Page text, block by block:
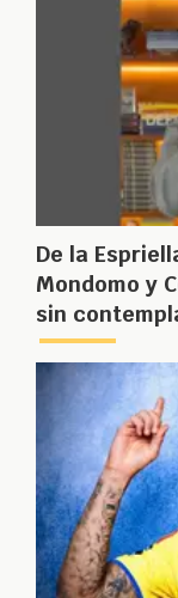
De la
Mondomo y
sin